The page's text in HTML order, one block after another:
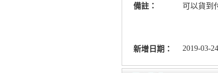
備註：
可以貨到
新增日期： 2019-03-